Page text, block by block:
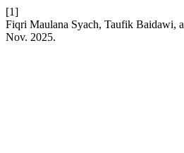
[1]
Fiqri Maulana Syach, Taufik Baidawi,
Nov. 2025.